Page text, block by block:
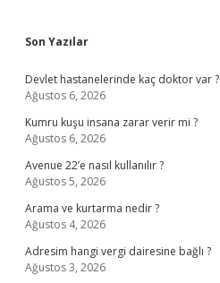
Sidebar
Son Yazılar
Devlet hastanelerinde kaç doktor var ?
Ağustos 6, 2026
Kumru kuşu insana zarar verir mi ?
Ağustos 6, 2026
Avenue 22’e nasıl kullanılır ?
Ağustos 5, 2026
Arama ve kurtarma nedir ?
Ağustos 4, 2026
Adresim hangi vergi dairesine bağlı ?
Ağustos 3, 2026